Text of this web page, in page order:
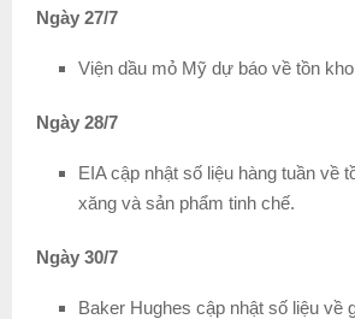
Ngày 27/7
Viện dầu mỏ Mỹ dự báo về tồn
Ngày 28/7
EIA cập nhật số liệu hàng tuần về
xăng và sản phẩm tinh chế.
Ngày 30/7
Baker Hughes cập nhật số liệu về